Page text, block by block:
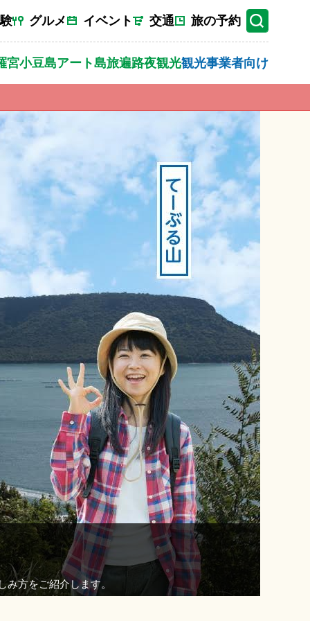
グルメ イベント 交通 旅の予約
宮小豆島アート島旅遍路夜観光観光事業者向け
方をご紹介します。